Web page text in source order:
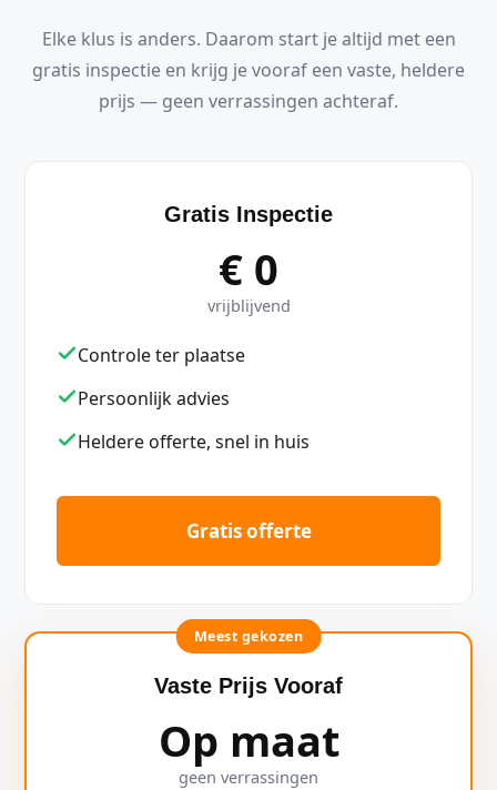
Elke klus is anders. Daarom start je altijd met een
gratis inspectie en krijg je vooraf een vaste, heldere
prijs — geen verrassingen achteraf.
Gratis Inspectie
€ 0
vrijblijvend
Controle ter plaatse
Persoonlijk advies
Heldere offerte, snel in huis
Gratis offerte
Meest gekozen
Vaste Prijs Vooraf
Op maat
geen verrassingen